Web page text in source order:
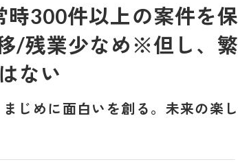
300件以上の案件を保
/残業少なめ※但し、繁
ない
まじめに面白いを創る。未来の楽し